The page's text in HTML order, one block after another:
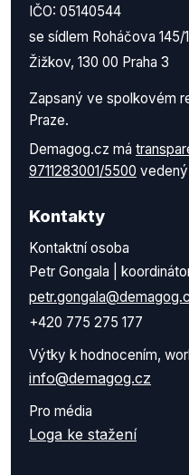
IČO: 05140544
se sídlem Roháčova 145/
Žižkov, 130 00 Praha 3
Zapsaný ve spolkovém
Praze.
Demagog.cz má
9711283001/5500 vedený
Kontakty
Kontaktní osoba
Petr Gongala |
+420 775 275 177
Výtky k hodnocením,
info@demagog.cz
Pro média
Loga ke stažení